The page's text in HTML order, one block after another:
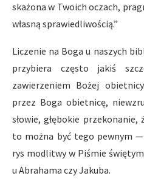
skażona w Twoich oczach,
własną sprawiedliwością.”
Liczenie na Boga u naszych
przybiera często jakiś
zawierzeniem Bożej
przez Boga obietnicę,
słowie, głębokie przekonanie,
to można być tego pewnym
rys modlitwy w Piśmie
u Abrahama czy Jakuba.